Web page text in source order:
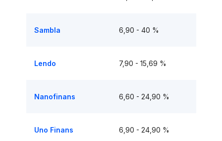
Sambla 6,90 - 40 %
Lendo 7,90 - 15,69 %
Nanofinans 6,60 - 24,90 %
Uno Finans 6,90 - 24,90 %